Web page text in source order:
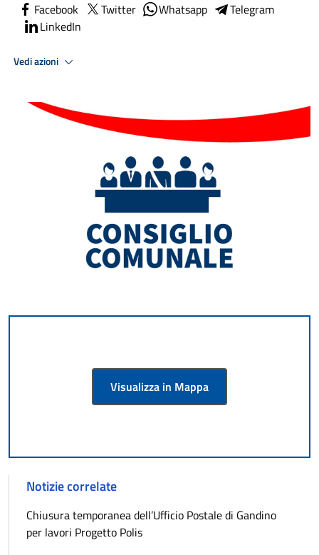
Facebook Twitter Whatsapp
Telegram
LinkedIn
Vedi azioni
Visualizza in Mappa
Notizie correlate
Chiusura temporanea dell’Ufficio Postale di Gandino
per lavori Progetto Polis